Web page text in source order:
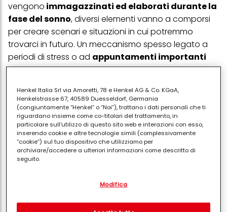
vengono immagazzinati ed elaborati durante la
fase del sonno, diversi elementi vanno a comporsi
per creare scenari e situazioni in cui potremmo
trovarci in futuro. Un meccanismo spesso legato a
periodi di stress o ad appuntamenti importanti
all’orizzonte che ci procurano una particolare
Più che di "preveggenza" sarebbe quindi meglio
parlare di intuizione, una particolaresensibilità che
permette di cogliere particolari nessi emotivi
nello stesso svolgersi degli eventi. Jung li chiamava “i
grandi sogni” per enfatizzare la loro caratteristica di
eccezionali in cui, attraverso il sonno,
appartenenti all’inconscio collettivo.
Henkel Italia Srl via Amoretti, 78 e Henkel AG & Co. KGaA,
Henkelstrasse 67, 40589 Duesseldorf, Germania
(congiuntamente “Henkel” o “Noi”), trattano i dati personali che ti
riguardano insieme come co-titolari del trattamento, in
particolare sull'utilizzo di questo sito web e interazioni con esso,
inserendo cookie e altre tecnologie simili (complessivamente
“cookie”) sul tuo dispositivo che utilizziamo per
archiviare/accedere a ulteriori informazioni come descritto di
seguito.
separati o co-titolari come indicato nella nostra Informativa sulla
pixel, impronte digitali e tecnologie simili" utilizzeremo anche
Modifica